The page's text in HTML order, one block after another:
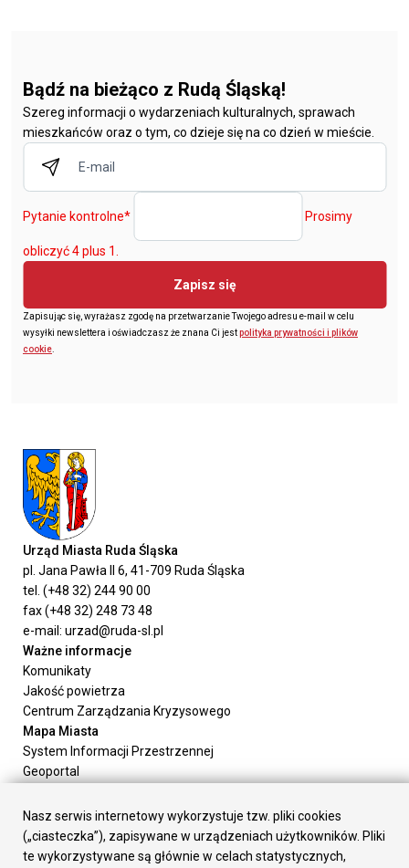
Bądź na bieżąco z Rudą Śląską!
Szereg informacji o wydarzeniach kulturalnych, sprawach
mieszkańców oraz o tym, co dzieje się na co dzień w mieście.
Pytanie kontrolne* Prosimy
obliczyć 4 plus 1.
Zapisz się
Zapisując się, wyrażasz zgodę na przetwarzanie Twojego adresu e-mail w celu
wysyłki newslettera i oświadczasz że znana Ci jestpolityka prywatności i plików
cookie.
Urząd Miasta Ruda Śląska
pl. Jana Pawła II 6, 41-709 Ruda Śląska
tel. (+48 32) 244 90 00
fax (+48 32) 248 73 48
e-mail: urzad@ruda-sl.pl
Ważne informacje
Komunikaty
Jakość powietrza
Centrum Zarządzania Kryzysowego
Mapa Miasta
System Informacji Przestrzennej
Geoportal
Załatw sprawę
Prezydent Miasta
Rada Miasta
Nasz serwis internetowy wykorzystuje tzw. pliki cookies
(„ciasteczka”), zapisywane w urządzeniach użytkowników. Pliki
te wykorzystywane są głównie w celach statystycznych,